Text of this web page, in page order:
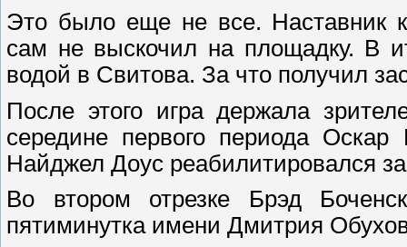
Это было еще не все. Наставник
сам не выскочил на площадку. В
водой в Свитова. За что получил
После этого игра держала
середине первого периода
Найджел Доус реабилитировался
Во втором отрезке Брэд
пятиминутка имени Дмитрия